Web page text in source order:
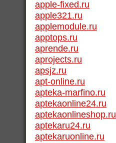
apple-fixed.ru
apple321.ru
applemodule.ru
apptops.ru
aprende.ru
aprojects.ru
apsjz.ru
apt-online.ru
apteka-marfino.ru
aptekaonline24.ru
aptekaonlineshop.ru
aptekaru24.ru
aptekaruonline.ru